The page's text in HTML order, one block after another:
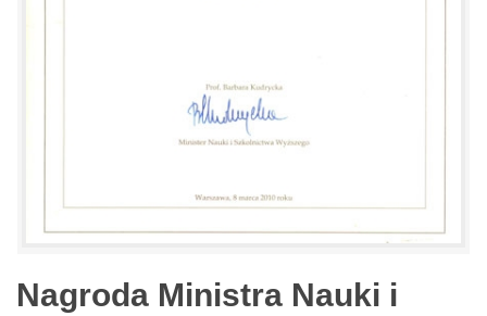
Nagroda Ministra Nauki i